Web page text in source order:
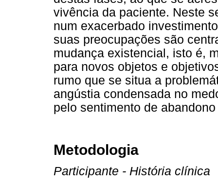
vivência da paciente. Neste
num exacerbado
suas preocupações são
mudança existencial, isto é,
para novos objetos e
rumo que se situa a
angústia condensada no
pelo sentimento de
Metodologia
Participante - História clínica